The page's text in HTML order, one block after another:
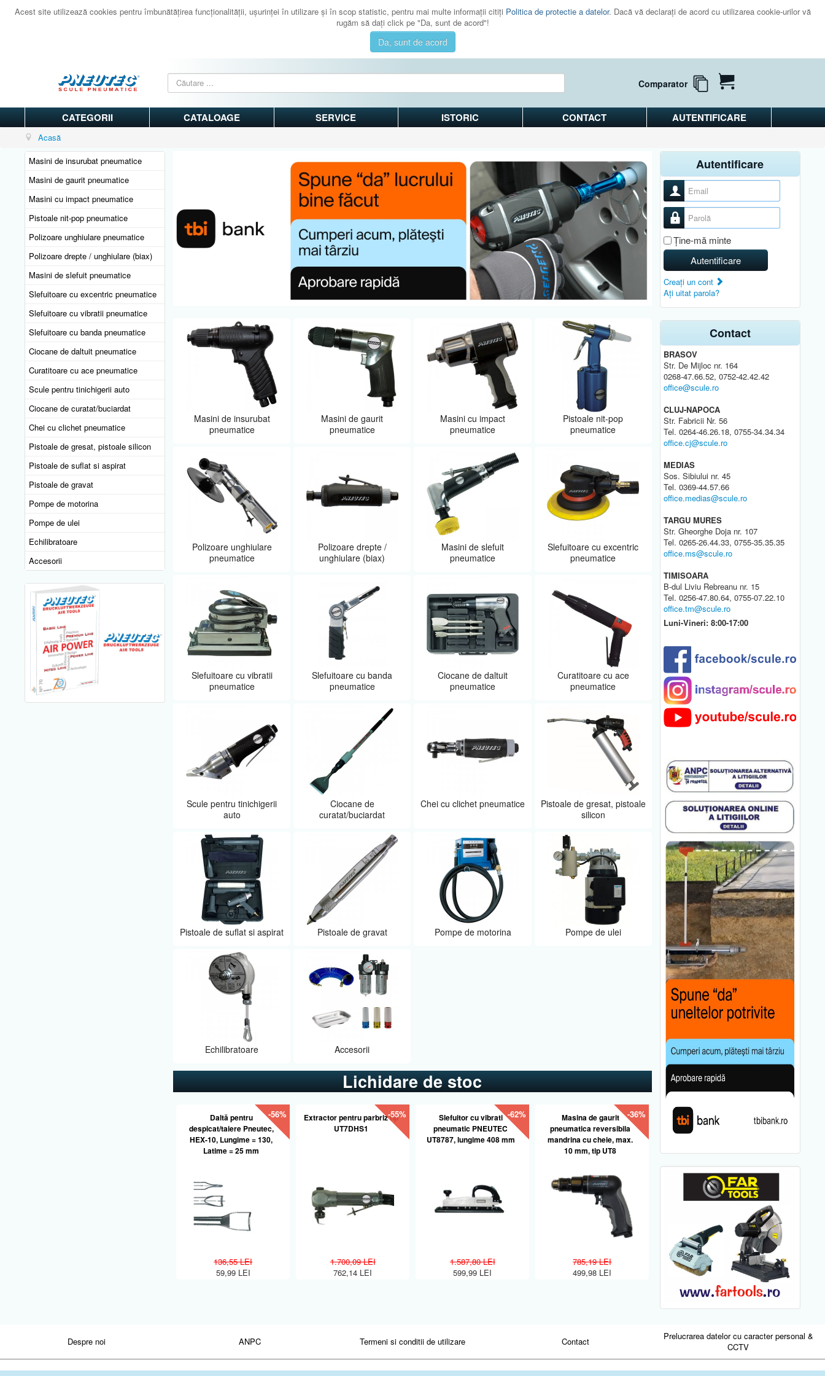
Acest site utilizează cookies pentru îmbunătăţirea funcţionalităţii, uşurinţei în utilizare şi în scop statistic, pentru mai multe informaţii citiţi Politica de protectie a datelor. Dacă vă declaraţi de acord cu utilizarea cookie-urilor vă
rugăm să daţi click pe "Da, sunt de acord"!
Da, sunt de acord
Comparator
CATEGORII CATALOAGE SERVICE ISTORIC CONTACT AUTENTIFICARE
Acasă
Masini de insurubat pneumatice
Masini de gaurit pneumatice
Masini cu impact pneumatice
Pistoale nit-pop pneumatice
Polizoare unghiulare pneumatice
Polizoare drepte / unghiulare (biax)
Masini de slefuit pneumatice
Slefuitoare cu excentric pneumatice
Slefuitoare cu vibratii pneumatice
Slefuitoare cu banda pneumatice
Ciocane de daltuit pneumatice
Curatitoare cu ace pneumatice
Scule pentru tinichigerii auto
Ciocane de curatat/buciardat
Chei cu clichet pneumatice
Pistoale de gresat, pistoale silicon
Pistoale de suflat si aspirat
Pistoale de gravat
Pompe de motorina
Pompe de ulei
Echilibratoare
Accesorii
Masini de insurubat
pneumatice
Masini de gaurit
pneumatice
Masini cu impact
pneumatice
Pistoale nit-pop
pneumatice
Polizoare unghiulare
pneumatice
Polizoare drepte /
unghiulare (biax)
Masini de slefuit
pneumatice
Slefuitoare cu excentric
pneumatice
Slefuitoare cu vibratii
pneumatice
Slefuitoare cu banda
pneumatice
Ciocane de daltuit
pneumatice
Curatitoare cu ace
pneumatice
Scule pentru tinichigerii
auto
Ciocane de
curatat/buciardat
Chei cu clichet pneumatice
Pistoale de gresat, pistoale
silicon
Pistoale de suflat si aspirat Pistoale de gravat Pompe de motorina Pompe de ulei
Echilibratoare Accesorii
Lichidare de stoc
-56%
Daltă pentru
despicat/taiere Pneutec,
HEX-10, Lungime = 130,
Latime = 25 mm
136,55 LEI
59,99 LEI
-55%
Extractor pentru parbriz tip
UT7DHS1
1.700,09 LEI
762,14 LEI
-62%
Slefuitor cu vibrati
pneumatic PNEUTEC
UT8787, lungime 408 mm
1.587,80 LEI
599,99 LEI
-36%
Masina de gaurit
pneumatica reversibila
mandrina cu cheie, max.
10 mm, tip UT8
785,19 LEI
499,98 LEI
Autentificare
Nume utilizator
Parolă
Ţine-mă minte
Autentificare
Creaţi un cont
Aţi uitat parola?
Contact
BRASOV
Str. De Mijloc nr. 164
0268-47.66.52, 0752-42.42.42
office@scule.ro
CLUJ-NAPOCA
Str. Fabricii Nr. 56
Tel. 0264-46.26.18, 0755-34.34.34
office.cj@scule.ro
MEDIAS
Sos. Sibiului nr. 45
Tel. 0369-44.57.66
office.medias@scule.ro
TARGU MURES
Str. Gheorghe Doja nr. 107
Tel. 0265-26.44.33, 0755-35.35.35
office.ms@scule.ro
TIMISOARA
B-dul Liviu Rebreanu nr. 15
Tel. 0256-47.80.64, 0755-07.22.10
office.tm@scule.ro
Luni-Vineri: 8:00-17:00
Despre noi ANPC Termeni si conditii de utilizare Contact
Prelucrarea datelor cu caracter personal &
CCTV